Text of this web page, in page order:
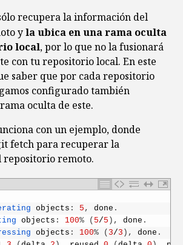
recupera la información del
yla ubica en una rama oculta
local, por lo que no la fusionará
con tu repositorio local. En este
saber que por cada repositorio
configurado también
oculta de este.
con un ejemplo, donde
fetch para recuperar la
remoto.
objects : 5 , done .
objects : 100% ( 5/5 ) , done .
objects : 100% ( 3/3 ) , done .